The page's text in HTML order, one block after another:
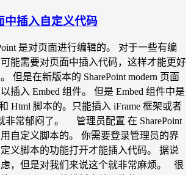
中插入自定义代码
是对页面进行编辑的。 对于一些有编
能需要对页面中插入代码，这样才能更好
但是在新版本的 SharePoint modern 页面
插入 Embed 组件。 但是 Embed 组件中是
Html 脚本的。只能插入 iFrame 框架或者
非常郁闷了。 管理员配置 在 SharePoint
自定义脚本的。 你需要登录管理员的界
义脚本的功能打开才能插入代码。 据说
，但是对我们来说这个就非常麻烦。 很